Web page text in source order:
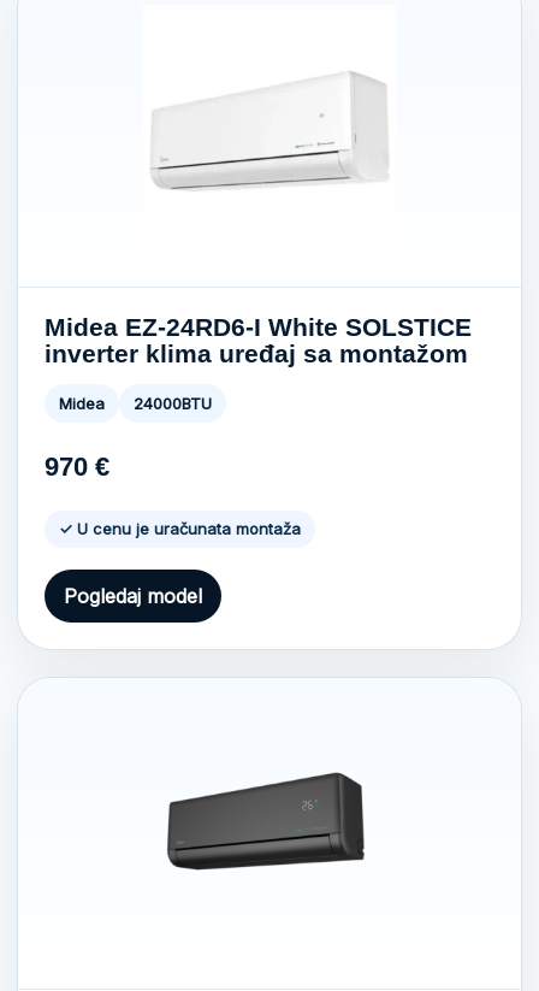
Midea EZ-24RD6-I White SOLSTICE
inverter klima uređaj sa montažom
Midea 24000BTU
970 €
✓ U cenu je uračunata montaža
Pogledaj model